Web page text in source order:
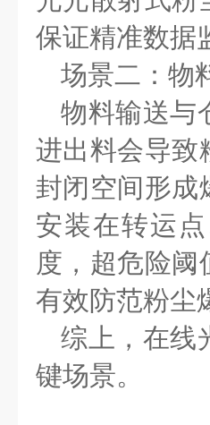
保证精准数据
场景二 ：
物料输送与
进出料会导致
封闭空间形成
安装在转运
度，超危险
有效防范粉尘
综上，在线
键场景。